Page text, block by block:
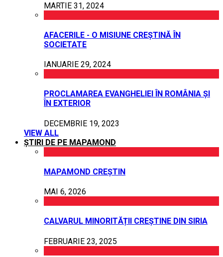
MARTIE 31, 2024
AFACERILE - O MISIUNE CREȘTINĂ ÎN
SOCIETATE
IANUARIE 29, 2024
PROCLAMAREA EVANGHELIEI ÎN ROMÂNIA ȘI
ÎN EXTERIOR
DECEMBRIE 19, 2023
VIEW ALL
ȘTIRI DE PE MAPAMOND
MAPAMOND CREȘTIN
MAI 6, 2026
CALVARUL MINORITĂȚII CREȘTINE DIN SIRIA
FEBRUARIE 23, 2025